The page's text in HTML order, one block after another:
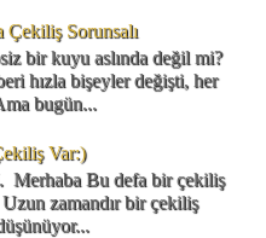
Çekiliş Sorunsalı
bir kuyu aslında değil mi?
hızla bişeyler değişti, her
bugün...
Var:)
Bu defa bir çekiliş
Uzun zamandır bir çekiliş